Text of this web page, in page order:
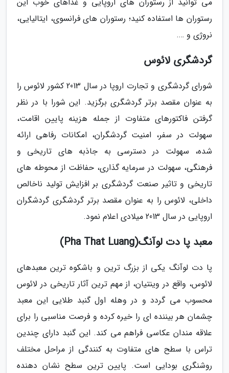
رستوران ها استفاده کنید؛ رستوران های فرانسوی، ایتالیایی،
نروژی و ….
گردشگری لائوس
شورای گردشگری و تجارت اروپا در سال 2013 کشور لائوس را
به عنوان مقصد برتر گردشگری برگزید. این شورا با در نظر
گرفتن فاکتورهای متفاوت از جمله هزینه پایین اقامت،
سهولت در سفر، امنیت گردشگران، امکانات رفاهی ارائه
شده، سهولت در دسترسی به جاذبه های تاریخی و
فرهنگی، سهولت در سرمایه گذاری، حفاظت از محوطه های
تاریخی و تاثیر صنعت گردشگری بر افزایش تولید ناخالص
داخلی، لائوس را به عنوان مقصد برتر گردشگری گردشگران
اروپایی در سال 2013 میلادی اعلام نمود.
معبد پا دت لوآنگ(Pha That Luang)
پا دت لوآنگ یکی از بزرگ ترین و باشکوه ترین معبدهای
لائوس، واقع در وینتیان، از مهم ترین آثار تاریخی در لائوس
محسوب می گردد و در وهله اول گنبد طلایی این معبد
چشمان هر بیننده ای را خیره کرده و فرصت مناسبی را برای
علاقه مندان عکاسی فراهم می کند. این گنبد دارای چندین
تراس با سطح های متفاوت به کنندگی از مراحل مختلف
روشنگری بودایی است. پایین ترین سطح نشان دهنده